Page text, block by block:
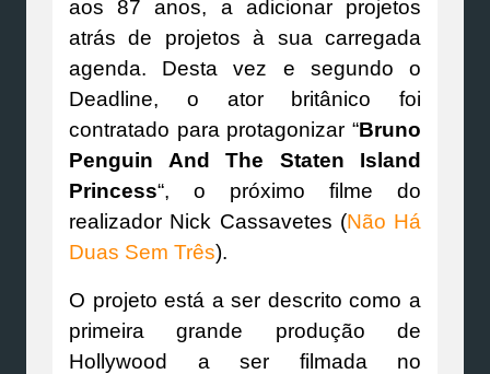
aos 87 anos, a adicionar projetos
atrás de projetos à sua carregada
agenda. Desta vez e segundo o
Deadline, o ator britânico foi
contratado para protagonizar “Bruno
Penguin And The Staten Island
Princess“, o próximo filme do
realizador Nick Cassavetes (Não Há
Duas Sem Três).
O projeto está a ser descrito como a
primeira grande produção de
Hollywood a ser filmada no